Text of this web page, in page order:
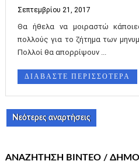
Σεπτεμβρίου 21, 2017
Θα ήθελα να μοιραστώ
πολλούς για το ζήτημα των
Πολλοί θα απορρίψουν ...
ΔΙΑΒΑΣΤΕ ΠΕΡΙΣΣΟΤΕΡΑ
Νεότερες αναρτήσεις
ΑΝΑΖΗΤΗΣΗ ΒΙΝΤΕΟ /